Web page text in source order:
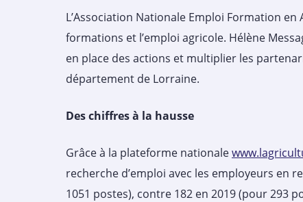
L’Association Nationale Emploi Formation
formations et l’emploi agricole. Hélène
en place des actions et multiplier les
département de Lorraine.
Des chiffres à la hausse
Grâce à la plateforme nationale
recherche d’emploi avec les employeurs en
1051 postes), contre 182 en 2019 (pour 293